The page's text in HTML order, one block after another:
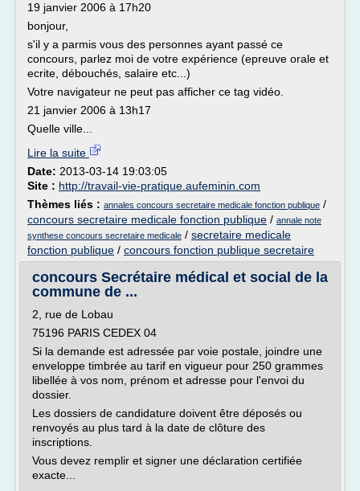
19 janvier 2006 à 17h20
bonjour,
s'il y a parmis vous des personnes ayant passé ce
concours, parlez moi de votre expérience (epreuve orale et
ecrite, débouchés, salaire etc...)
Votre navigateur ne peut pas afficher ce tag vidéo.
21 janvier 2006 à 13h17
Quelle ville...
Lire la suite
Date: 2013-03-14 19:03:05
Site : http://travail-vie-pratique.aufeminin.com
Thèmes liés : annales concours secretaire medicale fonction publique /
concours secretaire medicale fonction publique / annale note
synthese concours secretaire medicale / secretaire medicale
fonction publique / concours fonction publique secretaire
concours Secrétaire médical et social de la
commune de ...
2, rue de Lobau
75196 PARIS CEDEX 04
Si la demande est adressée par voie postale, joindre une
enveloppe timbrée au tarif en vigueur pour 250 grammes
libellée à vos nom, prénom et adresse pour l'envoi du
dossier.
Les dossiers de candidature doivent être déposés ou
renvoyés au plus tard à la date de clôture des
inscriptions.
Vous devez remplir et signer une déclaration certifiée
exacte...